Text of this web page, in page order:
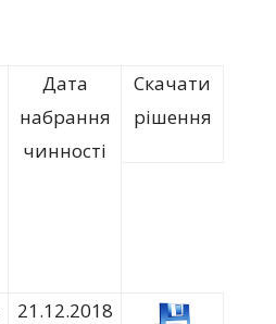
Дата
набрання
чинності
Скачати
рішення
21.12.2018